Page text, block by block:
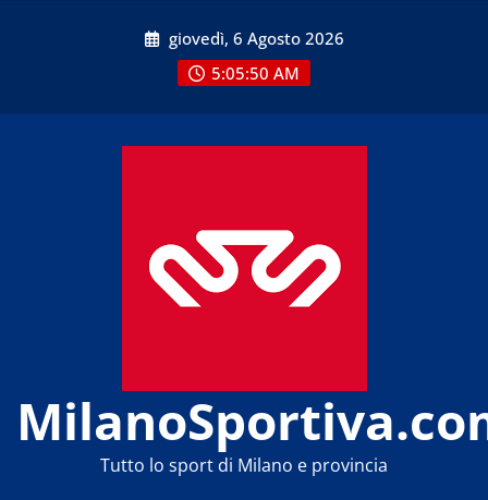
giovedì, 6 Agosto 2026
5:05:50 AM
Tutto lo sport di Milano e provincia